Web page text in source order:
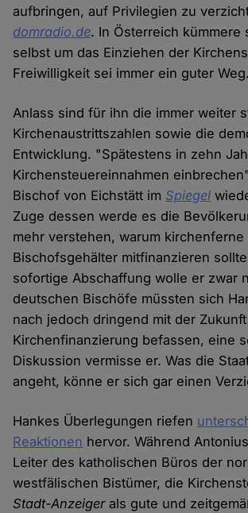
aufbringen, auf Privilegien zu
domradio.de. In Österreich kümmere
selbst um das Einziehen der
Freiwilligkeit sei immer ein guter Weg.
Anlass sind für ihn die immer weiter
Kirchenaustrittszahlen sowie die
Entwicklung. "Spätestens in zehn
Kirchensteuereinnahmen
Bischof von Eichstätt im Spiegel
Zuge dessen werde es die
mehr verstehen, warum
Bischofsgehälter mitfinanzieren
sofortige Abschaffung wolle er zwar
deutschen Bischöfe müssten sich
nach jedoch dringend mit der
Kirchenfinanzierung befassen, eine
Diskussion vermisse er. Was die
angeht, könne er sich gar einen
Hankes Überlegungen riefen
Reaktionen hervor. Während
Leiter des katholischen Büros der
westfälischen Bistümer, die
Stadt-Anzeigerals gute und